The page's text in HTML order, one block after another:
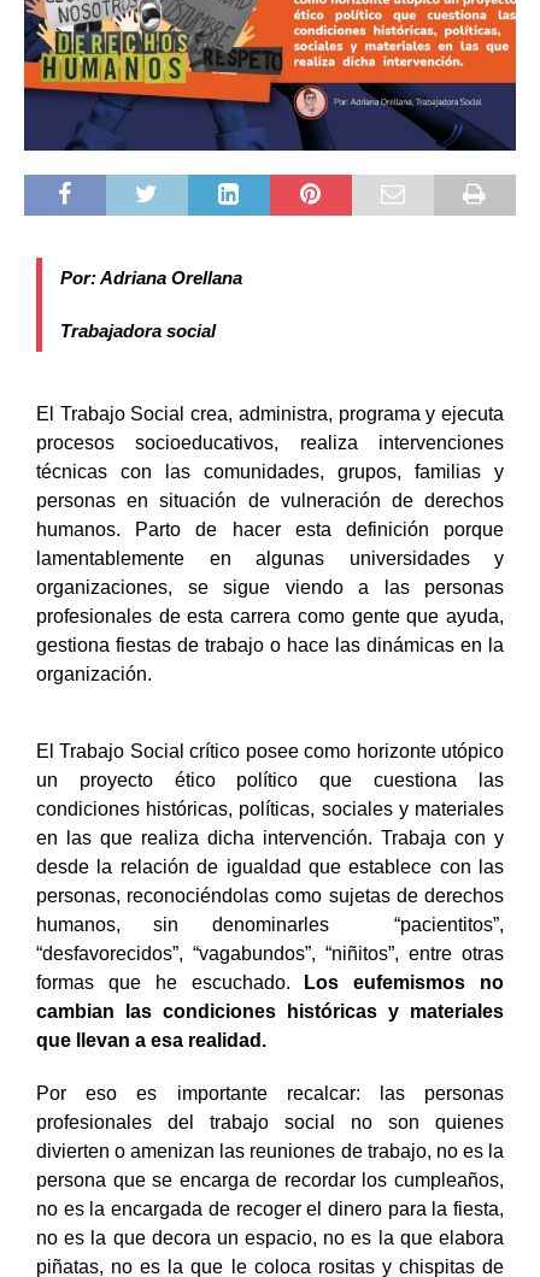
Por: Adriana Orellana
Trabajadora social
El Trabajo Social crea, administra, programa y ejecuta
procesos socioeducativos, realiza intervenciones
técnicas con las comunidades, grupos, familias y
personas en situación de vulneración de derechos
humanos. Parto de hacer esta definición porque
lamentablemente en algunas universidades y
organizaciones, se sigue viendo a las personas
profesionales de esta carrera como gente que ayuda,
gestiona fiestas de trabajo o hace las dinámicas en la
organización.
El Trabajo Social crítico posee como horizonte utópico
un proyecto ético político que cuestiona las
condiciones históricas, políticas, sociales y materiales
en las que realiza dicha intervención. Trabaja con y
desde la relación de igualdad que establece con las
personas, reconociéndolas como sujetas de derechos
humanos, sin denominarles “pacientitos”,
“desfavorecidos”, “vagabundos”, “niñitos”, entre otras
formas que he escuchado. Los eufemismos no
cambian las condiciones históricas y materiales
que llevan a esa realidad.
Por eso es importante recalcar: las personas
profesionales del trabajo social no son quienes
divierten o amenizan las reuniones de trabajo, no es la
persona que se encarga de recordar los cumpleaños,
no es la encargada de recoger el dinero para la fiesta,
no es la que decora un espacio, no es la que elabora
piñatas, no es la que le coloca rositas y chispitas de